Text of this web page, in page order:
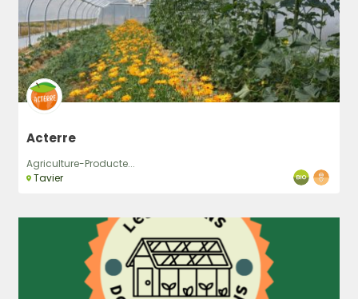
Acterre
Agriculture-Producte...
Tavier